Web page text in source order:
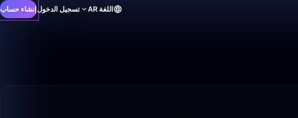
اللغة AR تسجيل الدخولإنشاء حساب